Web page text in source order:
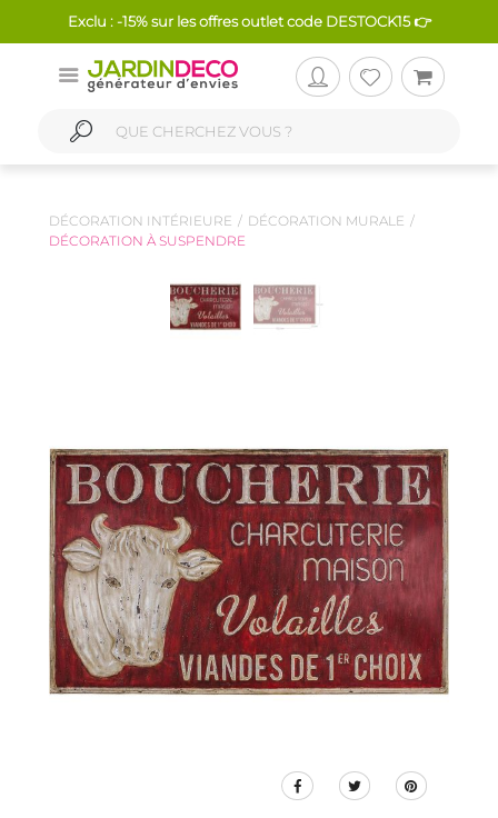
Exclu : -15% sur les offres outlet code DESTOCK15 👉
DÉCORATION INTÉRIEURE
DÉCORATION MURALE
DÉCORATION À SUSPENDRE